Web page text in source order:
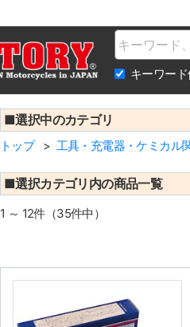
Name
キーワー
■選択中のカテゴリ
トップ 工具・充電器・ケミカル
■選択カテゴリ内の商品一覧
1 ～ 12件（35件中）